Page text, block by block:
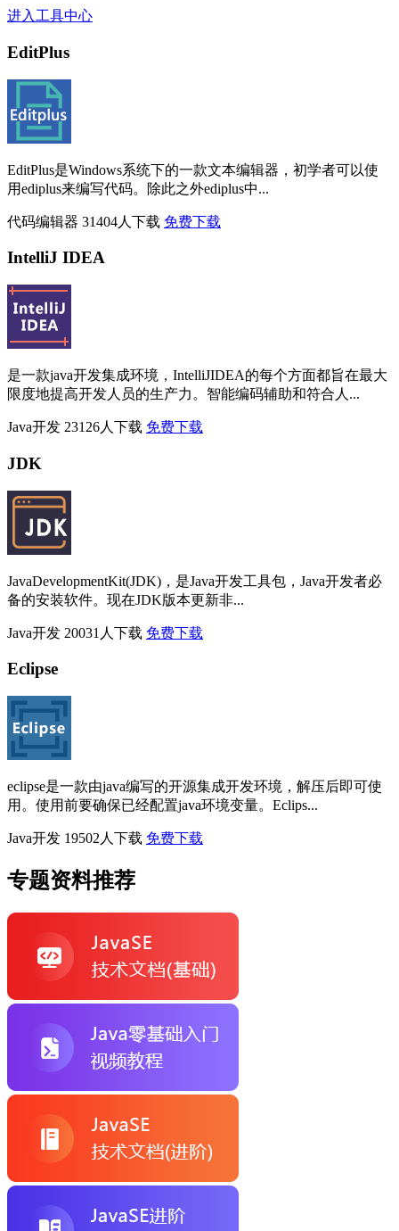
进入工具中心
EditPlus
EditPlus是Windows系统下的一款文本编辑器，初学者可以使
用ediplus来编写代码。除此之外ediplus中...
代码编辑器 31404人下载 免费下载
IntelliJ IDEA
是一款java开发集成环境，IntelliJIDEA的每个方面都旨在最大
限度地提高开发人员的生产力。智能编码辅助和符合人...
Java开发 23126人下载 免费下载
JDK
JavaDevelopmentKit(JDK)，是Java开发工具包，Java开发者必
备的安装软件。现在JDK版本更新非...
Java开发 20031人下载 免费下载
Eclipse
eclipse是一款由java编写的开源集成开发环境，解压后即可使
用。使用前要确保已经配置java环境变量。Eclips...
Java开发 19502人下载 免费下载
专题资料推荐